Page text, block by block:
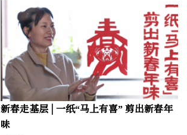
新春走基层 | 一纸“马上有喜” 剪出新春年
味